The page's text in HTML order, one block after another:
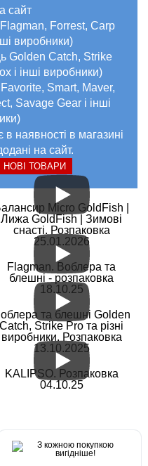
сайт
Forrest, Carp
виробники)
Golden Catch, Strike
і інші виробники)
Smart, Maver,
Savage Gear і інші
в наявності в магазині
на сайт.
НОВІ ТОВАРИ
Micro GoldFish |
Лижа GoldFish | Зимові
снасті. Розпаковка
25.01.2026
Flagman. Воблера та
блешні - розпаковка
18.10.25
та блешні Golden
Catch, Strike Pro та різні
виробники. Розпаковка
13.10.2025
KALIPSO. Розпаковка
04.10.25